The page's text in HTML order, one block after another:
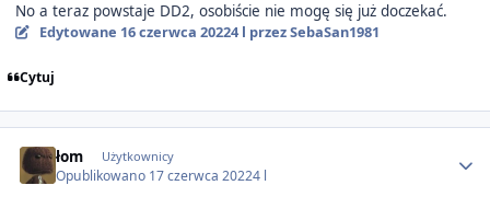
No a teraz powstaje DD2, osobiście nie mogę się już doczekać.
Edytowane 16 czerwca 20224 l przez SebaSan1981
Cytuj
łom Użytkownicy
Opublikowano 17 czerwca 20224 l